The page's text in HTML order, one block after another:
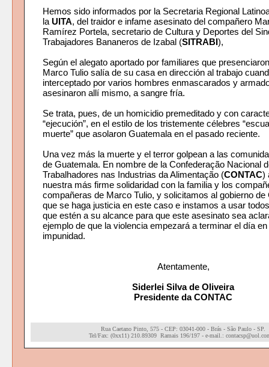
Hemos sido informados por la Secretaria Regional
la UITA, del traidor e infame asesinato del compañero
Ramírez Portela, secretario de Cultura y Deportes del
Trabajadores Bananeros de Izabal (SITRABI),
Según el alegato aportado por familiares que
Marco Tulio salía de su casa en dirección al trabajo
interceptado por varios hombres enmascarados y
asesinaron allí mismo, a sangre fría.
Se trata, pues, de un homicidio premeditado y con
“ejecución”, en el estilo de los tristemente célebres
muerte” que asolaron Guatemala en el pasado reciente.
Una vez más la muerte y el terror golpean a las
de Guatemala. En nombre de la Confederação Nacional
Trabalhadores nas Industrias da Alimentação (CONTAC)
nuestra más firme solidaridad con la familia y los
compañeras de Marco Tulio, y solicitamos al gobierno de
que se haga justicia en este caso e instamos a usar
que estén a su alcance para que este asesinato sea
ejemplo de que la violencia empezará a terminar el día
impunidad.
Atentamente,
Siderlei Silva de Oliveira
Presidente da CONTAC
Rua Caetano Pinto, 575 - CEP: 03041-000 - Brás - São Paulo - SP.
Tel/Fax: (0xx11) 210.89309 Ramais 196/197 - e-mail.: